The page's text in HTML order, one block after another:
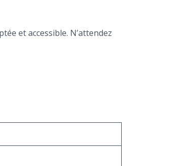
et accessible. N’attendez